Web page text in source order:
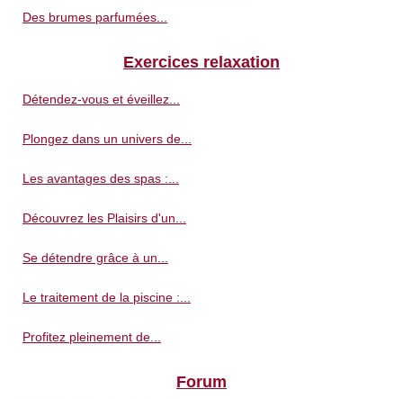
Des brumes parfumées...
Exercices relaxation
Détendez-vous et éveillez...
Plongez dans un univers de...
Les avantages des spas :...
Découvrez les Plaisirs d'un...
Se détendre grâce à un...
Le traitement de la piscine :...
Profitez pleinement de...
Forum